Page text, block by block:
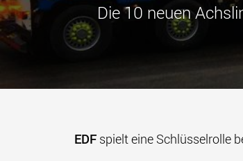
Die 10 neuen
EDF spielt eine Schlüsselrolle